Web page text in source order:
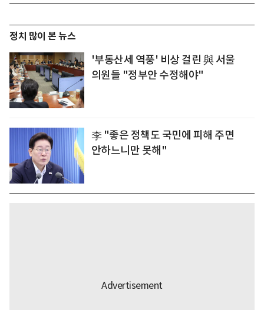
정치 많이 본 뉴스
'부동산세 역풍' 비상 걸린 與 서울
의원들 "정부안 수정해야"
李 "좋은 정책도 국민에 피해 주면
안하느니만 못해"